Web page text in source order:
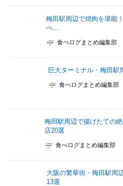
梅田駅周辺で焼肉を堪能
べ...
食べログまとめ編集部
巨大ターミナル・梅田駅
食べログまとめ編集部
梅田駅周辺で揚げたての
店20選
食べログまとめ編集部
大阪の繁華街・梅田駅周
13選